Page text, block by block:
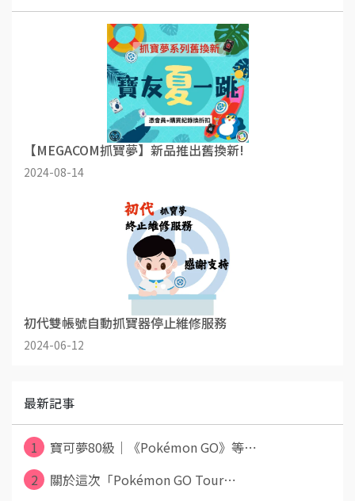
【MEGACOM抓寶夢】新品推出舊換新!
2024-08-14
初代雙帳號自動抓寶器停止維修服務
2024-06-12
最新記事
1
寶可夢80級｜《Pokémon GO》等⋯
2
關於這次「Pokémon GO Tour⋯